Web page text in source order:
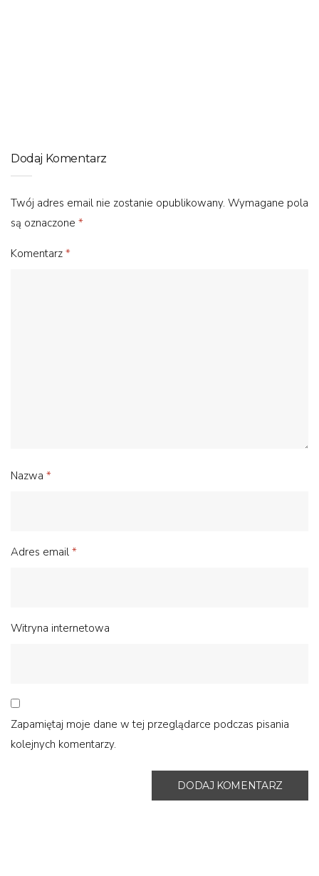
Dodaj Komentarz
Twój adres email nie zostanie opublikowany. Wymagane pola
są oznaczone *
Komentarz *
Nazwa *
Adres email *
Witryna internetowa
Zapamiętaj moje dane w tej przeglądarce podczas pisania
kolejnych komentarzy.